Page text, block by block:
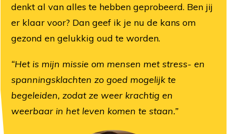
denkt al van alles te hebben geprobeerd. Ben jij
er klaar voor? Dan geef ik je nu de kans om
gezond en gelukkig oud te worden.
“Het is mijn missie om mensen met stress- en
spanningsklachten zo goed mogelijk te
begeleiden, zodat ze weer krachtig en
weerbaar in het leven komen te staan.”